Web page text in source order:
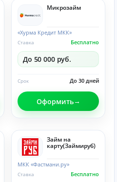
Микрозайм
«Хурма Кредит МКК»
Бесплатно
Ставка
До 50 000 руб.
До 30 дней
Срок
Оформить
Займ на
карту(Займируб)
МКК «Фастмани.ру»
Бесплатно
Ставка